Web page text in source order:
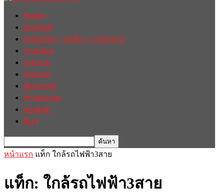
Home
ฮอตนิวส์
เศรษฐกิจ / ธุรกิจ / การตลาด
การเมือง
รายงาน
บทความ
สัมภาษณ์
ต่างประเทศ
english
อื่นๆ
หน้าแรก แท็ก ใกล้รถไฟฟ้า3สาย
แท็ก: ใกล้รถไฟฟ้า3สาย